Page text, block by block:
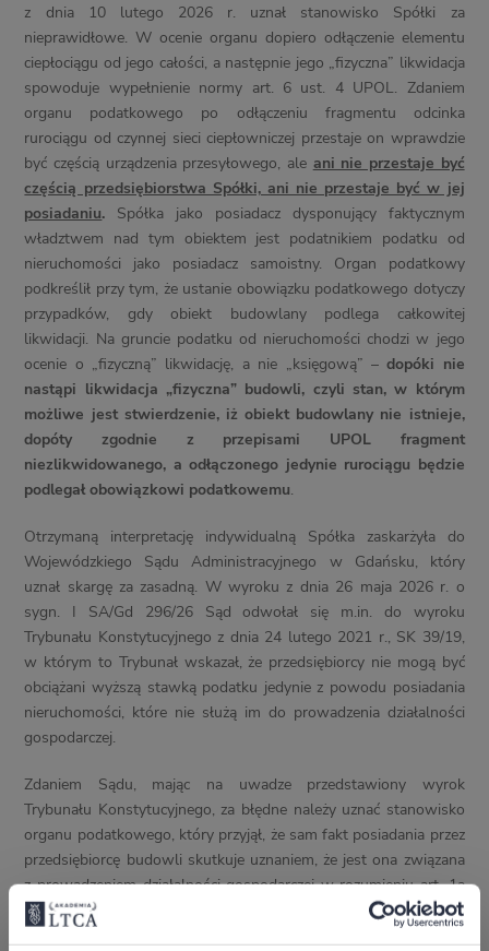
z dnia 10 lutego 2026 r. uznał stanowisko Spółki za
nieprawidłowe. W ocenie organu dopiero odłączenie elementu
ciepłociągu od jego całości, a następnie jego „fizyczna” likwidacja
spowoduje wypełnienie normy art. 6 ust. 4 UPOL. Zdaniem
organu podatkowego po odłączeniu fragmentu odcinka
rurociągu od czynnej sieci ciepłowniczej przestaje on wprawdzie
być częścią urządzenia przesyłowego, ale ani nie przestaje być
częścią przedsiębiorstwa Spółki, ani nie przestaje być w jej
posiadaniu. Spółka jako posiadacz dysponujący faktycznym
władztwem nad tym obiektem jest podatnikiem podatku od
nieruchomości jako posiadacz samoistny. Organ podatkowy
podkreślił przy tym, że ustanie obowiązku podatkowego dotyczy
przypadków, gdy obiekt budowlany podlega całkowitej
likwidacji. Na gruncie podatku od nieruchomości chodzi w jego
ocenie o „fizyczną” likwidację, a nie „księgową” –dopóki nie
nastąpi likwidacja „fizyczna” budowli, czyli stan, w którym
możliwe jest stwierdzenie, iż obiekt budowlany nie istnieje,
dopóty zgodnie z przepisami UPOL fragment
niezlikwidowanego, a odłączonego jedynie rurociągu będzie
podlegał obowiązkowi podatkowemu.
Otrzymaną interpretację indywidualną Spółka zaskarżyła do
Wojewódzkiego Sądu Administracyjnego w Gdańsku, który
uznał skargę za zasadną. W wyroku z dnia 26 maja 2026 r. o
sygn. I SA/Gd 296/26 Sąd odwołał się m.in. do wyroku
Trybunału Konstytucyjnego z dnia 24 lutego 2021 r., SK 39/19,
w którym to Trybunał wskazał, że przedsiębiorcy nie mogą być
obciążani wyższą stawką podatku jedynie z powodu posiadania
nieruchomości, które nie służą im do prowadzenia działalności
gospodarczej.
Zdaniem Sądu, mając na uwadze przedstawiony wyrok
Trybunału Konstytucyjnego, za błędne należy uznać stanowisko
organu podatkowego, który przyjął, że sam fakt posiadania przez
przedsiębiorcę budowli skutkuje uznaniem, że jest ona związana
z prowadzeniem działalności gospodarczej w rozumieniu art. 1a
ust. 1 pkt 3 UPOL. Wykładnia omawianego przepisu powinna w
nie tylko fakt posiadania przez